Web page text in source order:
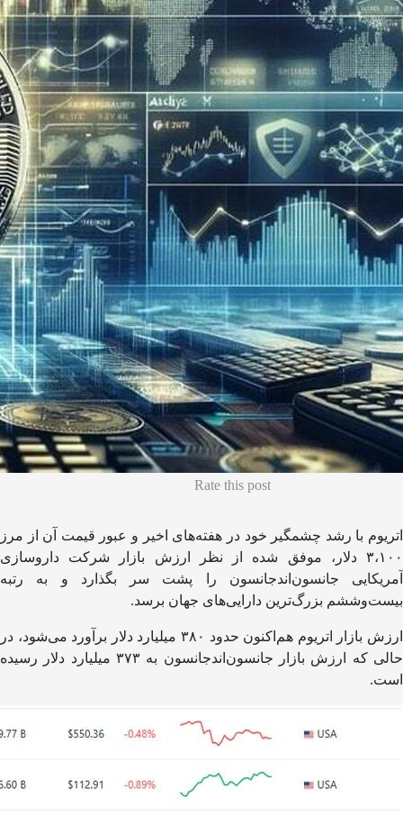
Rate this post
اتریوم با رشد چشمگیر خود در هفته‌های اخیر و عبور قیمت آن از مرز
۳،۱۰۰ دلار، موفق شده از نظر ارزش بازار شرکت داروسازی
آمریکایی جانسون‌اند‌جانسون را پشت سر بگذارد و به رتبه
بیست‌وششم بزرگ‌ترین دارایی‌های جهان برسد.
ارزش بازار اتریوم هم‌اکنون حدود ۳۸۰ میلیارد دلار برآورد می‌شود، در
حالی که ارزش بازار جانسون‌اند‌جانسون به ۳۷۳ میلیارد دلار رسیده
است.